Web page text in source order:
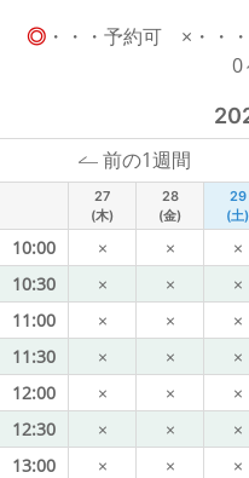
◎ ・・・予約可 ×・・
0
前の1週間
27
(木)
28
(金)
29
(土)
10:00 × × ×
10:30
× × ×
11:00
× × ×
11:30
× × ×
12:00
× × ×
12:30
× × ×
13:00
× × ×